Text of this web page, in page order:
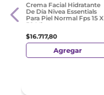
Crema Facial Hidratante
De Día Nivea Essentials
Para Piel Normal Fps 15 X
50 Ml
$16.717,80
Agregar